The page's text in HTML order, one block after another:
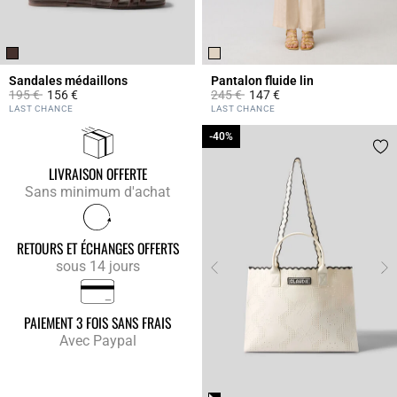
Sandales médaillons
Prix réduit à partir de
195 €à156 €
4,1 out of 5 Customer Rating
LAST CHANCE
Pantalon fluide lin
Prix réduit à partir de
245 €à147 €
5 out of 5 Customer Rating
LAST CHANCE
LIVRAISON OFFERTE
Sans minimum d'achat
RETOURS ET ÉCHANGES OFFERTS
sous 14 jours
PAIEMENT 3 FOIS SANS FRAIS
Avec Paypal
-40%
-40%